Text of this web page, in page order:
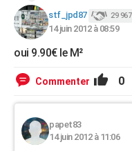
stf_jpd87 29 967
14 juin 2012 à 08:59
oui 9.90€ le M²
Commenter 0
papet83
14 juin 2012 à 11:06